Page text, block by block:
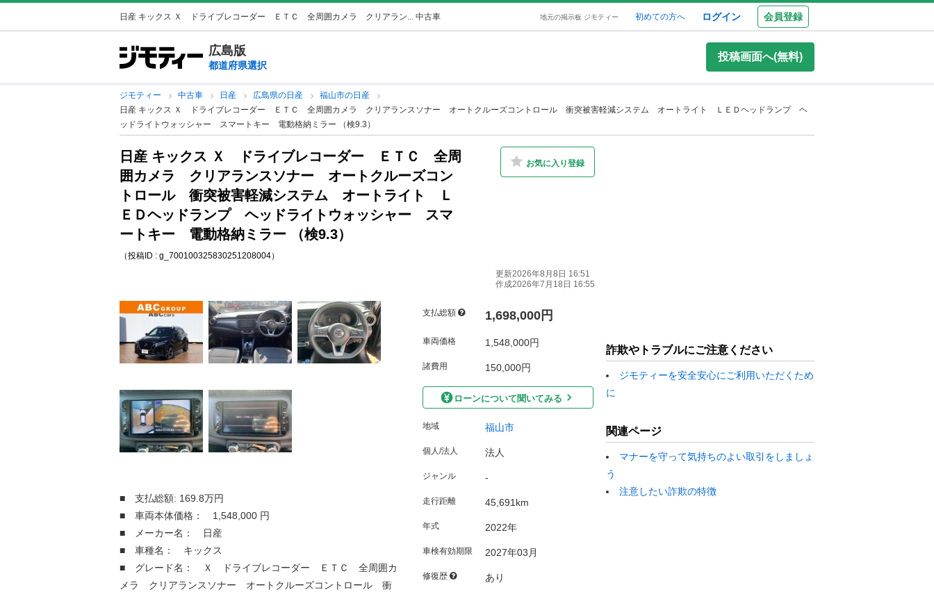
日産 キックス Ｘ ドライブレコーダー ＥＴＣ 全周囲カメラ クリアラン... 中古車 地元の掲示板 ジモティー 初めての方へ ログイン 会員登録
広島版
都道府県選択
投稿画面へ(無料)
ジモティー 中古車 日産 広島県の日産
福山市の日産
日産 キックス Ｘ ドライブレコーダー ＥＴＣ 全周囲カメラ クリアランスソナー オートクルーズコントロール 衝突被害軽減システム オートライト ＬＥＤヘッドランプ ヘ
ッドライトウォッシャー スマートキー 電動格納ミラー （検9.3）
日産 キックス Ｘ ドライブレコーダー ＥＴＣ 全周
囲カメラ クリアランスソナー オートクルーズコン
トロール 衝突被害軽減システム オートライト Ｌ
ＥＤヘッドランプ ヘッドライトウォッシャー スマ
ートキー 電動格納ミラー （検9.3）
（投稿ID : g_700100325830251208004）
お気に入り登録
更新2026年8月8日 16:51
作成2026年7月18日 16:55
■ 支払総額: 169.8万円
■ 車両本体価格： 1,548,000 円
■ メーカー名： 日産
■ 車種名： キックス
■ グレード名： Ｘ ドライブレコーダー ＥＴＣ 全周囲カ
メラ クリアランスソナー オートクルーズコントロール 衝
支払総額 1,698,000円
車両価格 1,548,000円
諸費用 150,000円
ローンについて聞いてみる
地域 福山市
個人/法人 法人
ジャンル -
走行距離 45,691km
年式 2022年
車検有効期限 2027年03月
修復歴 あり
詐欺やトラブルにご注意ください
ジモティーを安全安心にご利用いただくため
に
関連ページ
マナーを守って気持ちのよい取引をしましょ
う
注意したい詐欺の特徴